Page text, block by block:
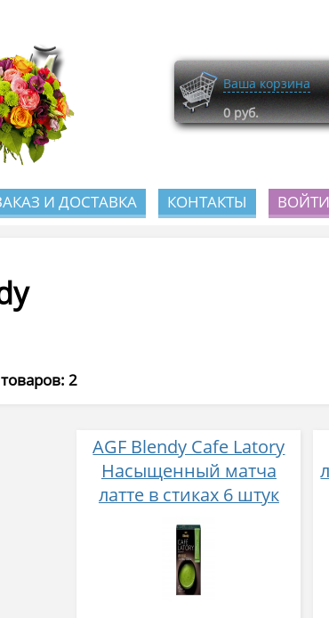
Ваша корзина
0 руб.
И ДОСТАВКА КОНТАКТЫ ВОЙТИ
2
AGF Blendy Cafe Latory
Насыщенный матча
латте в стиках 6 штук